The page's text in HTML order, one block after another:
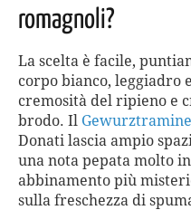
romagnoli?
La scelta è facile,
corpo bianco, leggiadro
cremosità del ripieno e
brodo. Il
Donati lascia ampio
una nota pepata molto
abbinamento più
sulla freschezza di